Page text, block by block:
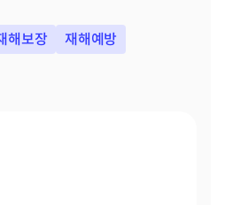
해보장
재해예방